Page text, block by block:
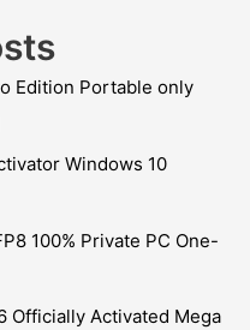
Edition Portable only
Windows 10
100% Private PC One-
Officially Activated Mega